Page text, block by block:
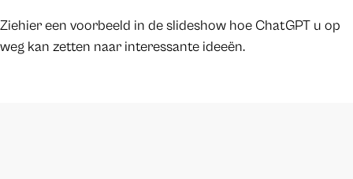
Ziehier een voorbeeld in de slideshow hoe ChatGPT u op
weg kan zetten naar interessante ideeën.